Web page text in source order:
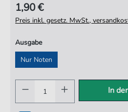
1,90 €
Preis inkl. gesetz. MwSt.,
Ausgabe
Nur Noten
In